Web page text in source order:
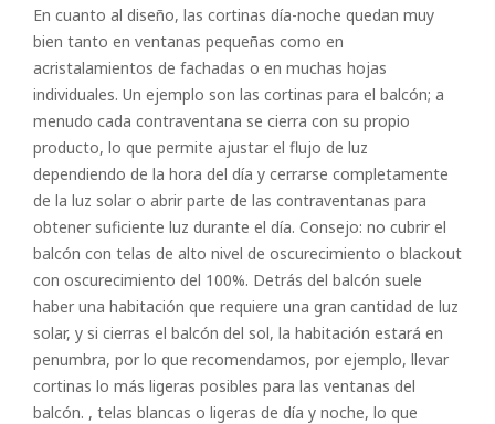
En cuanto al diseño, las cortinas día-noche quedan muy
bien tanto en ventanas pequeñas como en
acristalamientos de fachadas o en muchas hojas
individuales. Un ejemplo son las cortinas para el balcón; a
menudo cada contraventana se cierra con su propio
producto, lo que permite ajustar el flujo de luz
dependiendo de la hora del día y cerrarse completamente
de la luz solar o abrir parte de las contraventanas para
obtener suficiente luz durante el día. Consejo: no cubrir el
balcón con telas de alto nivel de oscurecimiento o blackout
con oscurecimiento del 100%. Detrás del balcón suele
haber una habitación que requiere una gran cantidad de luz
solar, y si cierras el balcón del sol, la habitación estará en
penumbra, por lo que recomendamos, por ejemplo, llevar
cortinas lo más ligeras posibles para las ventanas del
balcón. , telas blancas o ligeras de día y noche, lo que